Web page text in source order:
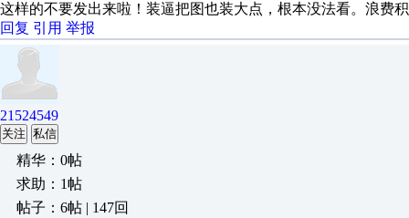
这样的不要发出来啦！装逼把图也装大点，根本没法看。浪费
回复 引用 举报
21524549
关注 私信
精华：0帖
求助：1帖
帖子：6帖 | 147回